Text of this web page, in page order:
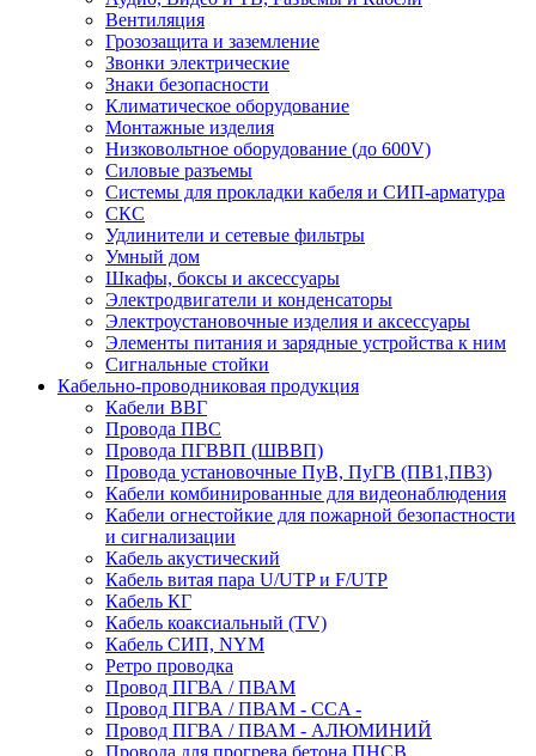
Вентиляция
Грозозащита и заземление
Звонки электрические
Знаки безопасности
Климатическое оборудование
Монтажные изделия
Низковольтное оборудование (до 600V)
Силовые разъемы
Системы для прокладки кабеля и СИП-арматура
СКС
Удлинители и сетевые фильтры
Умный дом
Шкафы, боксы и аксессуары
Электродвигатели и конденсаторы
Электроустановочные изделия и аксессуары
Элементы питания и зарядные устройства к ним
Сигнальные стойки
Кабельно-проводниковая продукция
Кабели ВВГ
Провода ПВС
Провода ПГВВП (ШВВП)
Провода установочные ПуВ, ПуГВ (ПВ1,ПВ3)
Кабели комбинированные для видеонаблюдения
Кабели огнестойкие для пожарной безопастности
и сигнализации
Кабель акустический
Кабель витая пара U/UTP и F/UTP
Кабель КГ
Кабель коаксиальный (TV)
Кабель СИП, NYM
Ретро проводка
Провод ПГВА / ПВАМ
Провод ПГВА / ПВАМ - CCA -
Провод ПГВА / ПВАМ - АЛЮМИНИЙ
Провода для прогрева бетона ПНСВ